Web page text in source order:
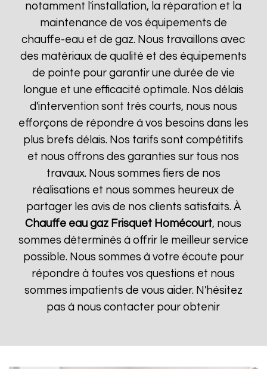
notamment l'installation, la réparation et la
maintenance de vos équipements de
chauffe-eau et de gaz. Nous travaillons avec
des matériaux de qualité et des équipements
de pointe pour garantir une durée de vie
longue et une efficacité optimale. Nos délais
d'intervention sont très courts, nous nous
efforçons de répondre à vos besoins dans les
plus brefs délais. Nos tarifs sont compétitifs
et nous offrons des garanties sur tous nos
travaux. Nous sommes fiers de nos
réalisations et nous sommes heureux de
partager les avis de nos clients satisfaits. À
Chauffe eau gaz Frisquet Homécourt, nous
sommes déterminés à offrir le meilleur service
possible. Nous sommes à votre écoute pour
répondre à toutes vos questions et nous
sommes impatients de vous aider. N'hésitez
pas à nous contacter pour obtenir